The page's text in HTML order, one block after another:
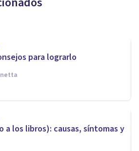
para lograrlo
a los libros): causas, síntomas y
a los
síntomas y